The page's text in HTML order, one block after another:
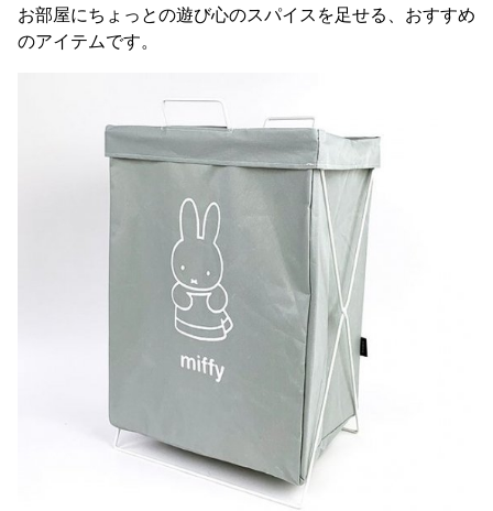
お部屋にちょっとの遊び心のスパイスを足せる、おすすめ
のアイテムです。